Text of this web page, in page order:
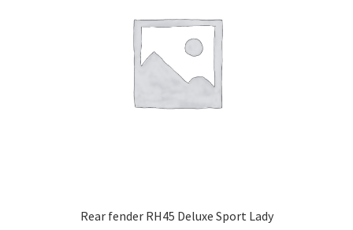
Rear fender RH45 Deluxe Sport Lady